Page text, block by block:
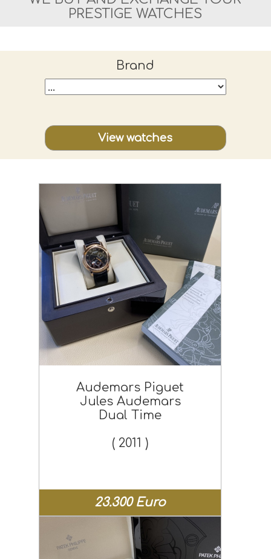
PRESTIGE WATCHES
Brand
Audemars Piguet
Jules Audemars
Dual Time
( 2011 )
23.300 Euro